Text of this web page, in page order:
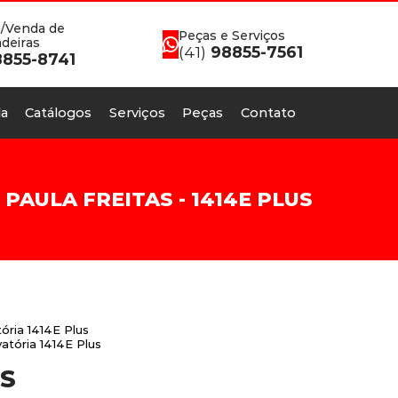
Venda de
8741
Peças e Serviços
(41) 98855-7561
Catálogos Serviços Peças Contato
FREITAS - 1414E PLUS
1414E Plus
1414E Plus